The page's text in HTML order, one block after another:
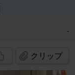
-
クリップ